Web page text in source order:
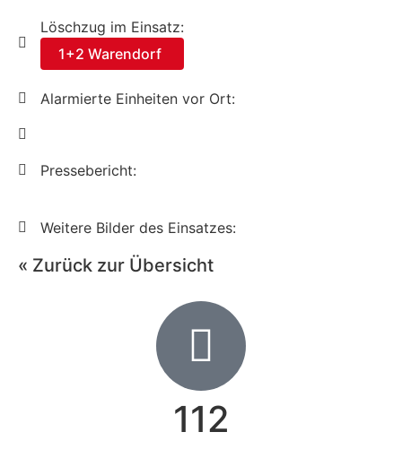
Löschzug im Einsatz:
1+2 Warendorf
Alarmierte Einheiten vor Ort:
Pressebericht:
Weitere Bilder des Einsatzes:
« Zurück zur Übersicht
112